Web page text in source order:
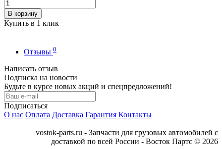
В корзину
Купить в 1 клик
Отзывы 0
Написать отзыв
Подписка на новости
Будьте в курсе новых акций и спецпредложений!
Подписаться
О нас Оплата Доставка Гарантия Контакты
vostok-parts.ru - Запчасти для грузовых автомобилей с
доставкой по всей России - Восток Партс © 2026